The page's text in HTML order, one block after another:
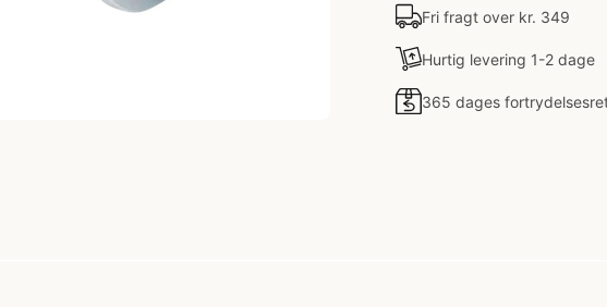
Fri fragt over kr. 349
Hurtig levering 1-2 dage
365 dages